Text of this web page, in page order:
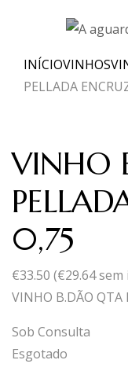
INÍCIOVINHOS
PELLADA
VINHO
0,75
€33.50 (€29.64sem
VINHO B.DÃO QTA
Sob Consulta
Esgotado